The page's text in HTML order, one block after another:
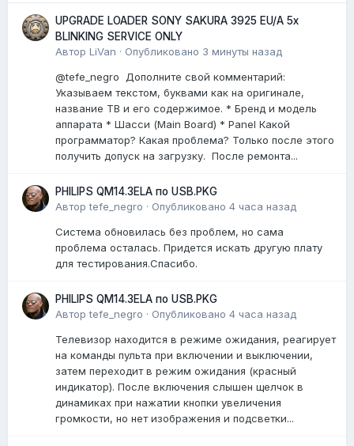
UPGRADE LOADER SONY SAKURA 3925 EU/A 5x
BLINKING SERVICE ONLY
Автор LiVan · Опубликовано 3 минуты назад
@tefe_negro Дополните свой комментарий:
Указываем текстом, буквами как на оригинале,
название ТВ и его содержимое. * Бренд и модель
аппарата * Шасси (Main Board) * Panel Какой
программатор? Какая проблема? Только после этого
получить допуск на загрузку. После ремонта...
PHILIPS QM14.3ELA по USB.PKG
Авторtefe_negro · Опубликовано 4 часа назад
Система обновилась без проблем, но сама
проблема осталась. Придется искать другую плату
для тестирования.Спасибо.
PHILIPS QM14.3ELA по USB.PKG
Авторtefe_negro · Опубликовано 4 часа назад
Телевизор находится в режиме ожидания, реагирует
на команды пульта при включении и выключении,
затем переходит в режим ожидания (красный
индикатор). После включения слышен щелчок в
динамиках при нажатии кнопки увеличения
громкости, но нет изображения и подсветки...